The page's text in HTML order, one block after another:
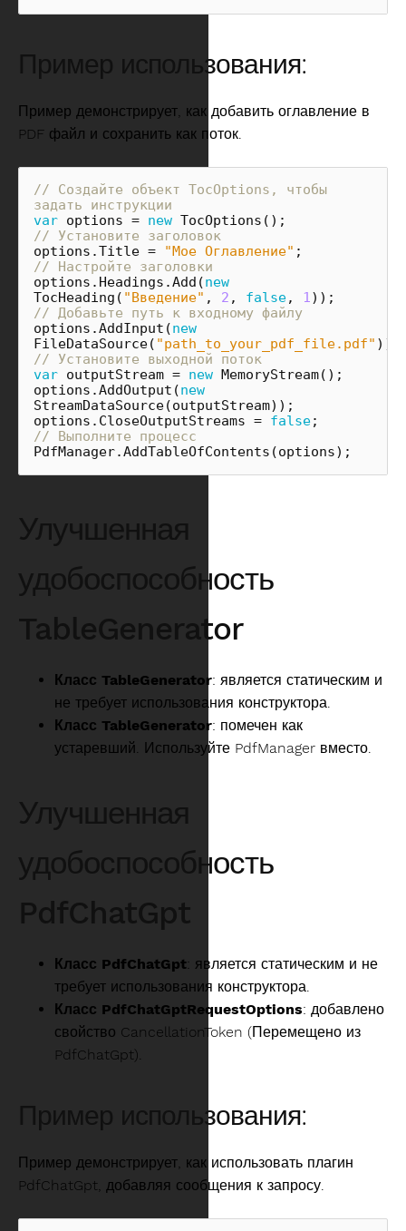
Пример использования:
Пример демонстрирует, как добавить оглавление в
PDF файл и сохранить как поток.
// Создайте объект TocOptions, чтобы
задать инструкции
var options = new TocOptions ();
// Установите заголовок
options .Title = "Мое Оглавление" ;
// Настройте заголовки
options . Headings .Add (new
TocHeading ( "Введение" , 2 , false, 1 ));
// Добавьте путь к входному файлу
options .AddInput (new
FileDataSource( "path_to_your_pdf_file.pdf" ));
// Установите выходной поток
var outputStream = new MemoryStream();
options .AddOutput (new
StreamDataSource(outputStream));
options . CloseOutputStreams = false;
// Выполните процесс
PdfManager.AddTableOfContents (options);
Улучшенная
удобоспособность
TableGenerator
Класс TableGenerator: является статическим и
не требует использования конструктора.
Класс TableGenerator: помечен как
устаревший. Используйте PdfManager вместо.
Улучшенная
удобоспособность
PdfChatGpt
Класс PdfChatGpt: является статическим и не
требует использования конструктора.
Класс PdfChatGptRequestOptions: добавлено
свойство CancellationToken (Перемещено из
PdfChatGpt).
Пример использования:
Пример демонстрирует, как использовать плагин
PdfChatGpt, добавляя сообщения к запросу.